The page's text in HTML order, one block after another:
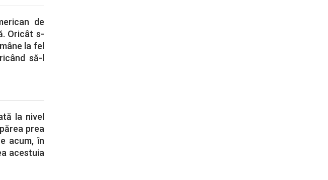
de
Oricât s-
la fel
să-l
la nivel
prea
acum, în
acestuia